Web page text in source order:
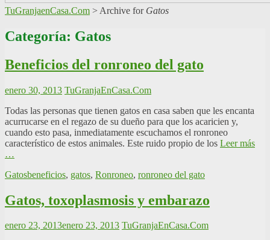
TuGranjaenCasa.Com > Archive for Gatos
Categoría: Gatos
Beneficios del ronroneo del gato
enero 30, 2013 TuGranjaEnCasa.Com
Todas las personas que tienen gatos en casa saben que les encanta
acurrucarse en el regazo de su dueño para que los acaricien y,
cuando esto pasa, inmediatamente escuchamos el ronroneo
característico de estos animales. Este ruido propio de los Leer más
…
Gatosbeneficios, gatos, Ronroneo, ronroneo del gato
Gatos, toxoplasmosis y embarazo
enero 23, 2013enero 23, 2013 TuGranjaEnCasa.Com